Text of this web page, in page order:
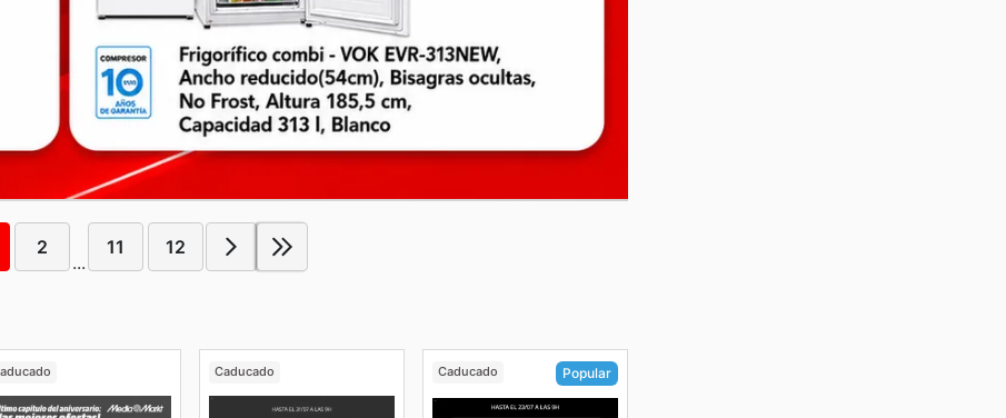
2
...
11 12
Caducado Caducado Popular